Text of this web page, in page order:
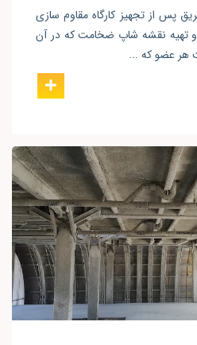
پس از تجهیز کارگاه مقاوم سازی
و تهیه نقشه شاپ ضخامت که در آن
هر عضو که ...